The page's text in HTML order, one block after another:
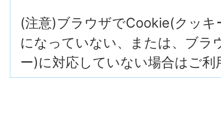
(注意)ブラウザでCookie(クッキ
になっていない、または、ブラ
ー)に対応していない場合はご利